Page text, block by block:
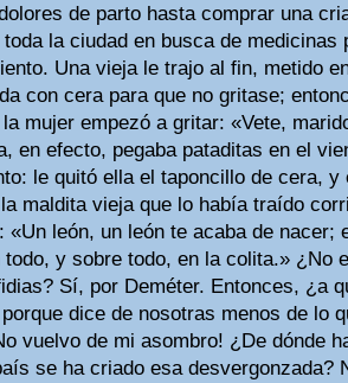
de parto hasta comprar una
la ciudad en busca de medicinas
Una vieja le trajo al fin, metido
con cera para que no gritase;
mujer empezó a gritar: «Vete,
en efecto, pegaba pataditas en el
le quitó ella el taponcillo de cera, y
maldita vieja que lo había traído
«Un león, un león te acaba de nacer;
todo, y sobre todo, en la colita.» ¿No
Sí, por Deméter. Entonces, ¿a
dice de nosotras menos de lo
vuelvo de mi asombro! ¿De dónde
se ha criado esa desvergonzada?